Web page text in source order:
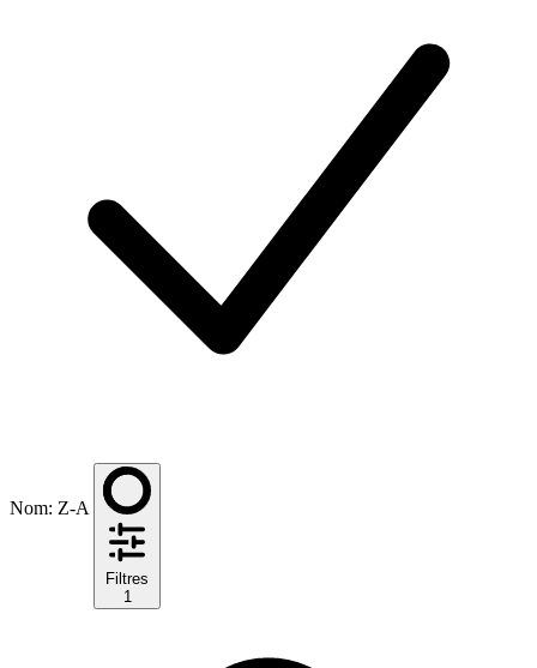
Nom: Z-A
Filtres
1